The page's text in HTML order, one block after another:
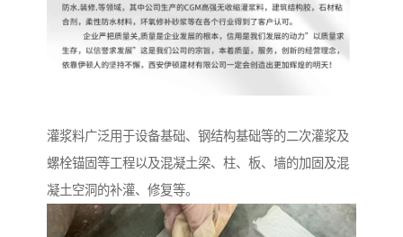
灌浆料广泛用于设备基础、钢结构基础等的二次灌浆及
螺栓锚固等工程以及混凝土梁、柱、板、墙的加固及混
凝土空洞的补灌、修复等。